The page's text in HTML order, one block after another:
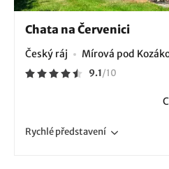
Chata na Červenici
Český ráj Mírová pod
9.1/10
Rychlépředstavení